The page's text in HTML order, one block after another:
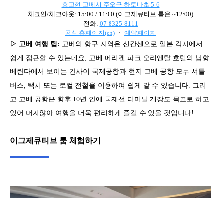
효고현 고베시 주오구 하토바초 5-6
체크인/체크아웃: 15:00 / 11:00 (이그제큐티브 룸은 ~12:00)
전화: 07-8325-8111
공식 홈페이지(en) ・ 예약페이지
▷ 고베 여행 팁: 고베의 항구 지역은 신칸센으로 일본 각지에서
쉽게 접근할 수 있는데요, 고베 메리켄 파크 오리엔탈 호텔의 남향
베란다에서 보이는 간사이 국제공항과 현지 고베 공항 모두 셔틀
버스, 택시 또는 로컬 전철을 이용하여 쉽게 갈 수 있습니다. 그리
고 고베 공항은 향후 10년 안에 국제선 터미널 개장도 목표로 하고
있어 머지않아 여행을 더욱 편리하게 즐길 수 있을 것입니다!
이그제큐티브 룸 체험하기